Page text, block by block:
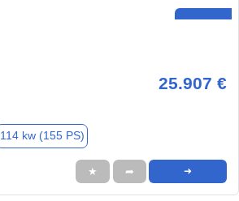
25.907 €
114 kw (155 PS)
★ ➦ ➜